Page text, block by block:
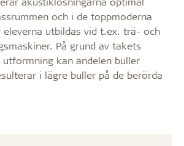
och i de toppmoderna
eleverna utbildas vid t.ex. trä- och
På grund av takets
utformning kan andelen buller
i lägre buller på de berörda